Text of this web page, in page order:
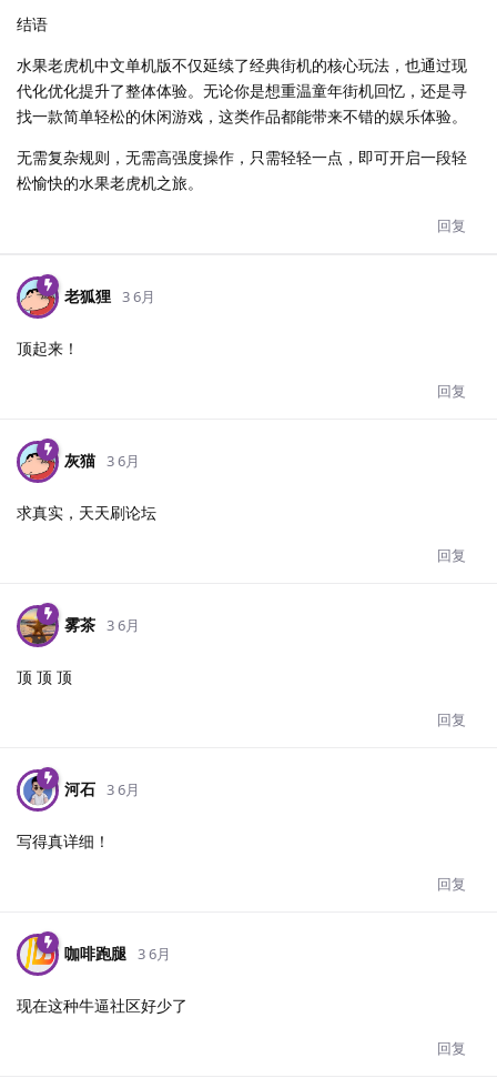
结语
水果老虎机中文单机版不仅延续了经典街机的核心玩法，也通过现
代化优化提升了整体体验。无论你是想重温童年街机回忆，还是寻
找一款简单轻松的休闲游戏，这类作品都能带来不错的娱乐体验。
无需复杂规则，无需高强度操作，只需轻轻一点，即可开启一段轻
松愉快的水果老虎机之旅。
回复
老狐狸 3 6月
顶起来！
回复
灰猫 3 6月
求真实，天天刷论坛
回复
雾茶 3 6月
顶 顶 顶
回复
河石 3 6月
写得真详细！
回复
咖啡跑腿 3 6月
现在这种牛逼社区好少了
回复